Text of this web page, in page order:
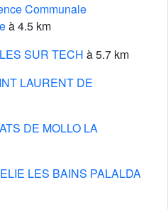
Communale
à 4.5 km
SUR TECH à 5.7 km
LAURENT DE
DE MOLLO LA
LES BAINS PALALDA